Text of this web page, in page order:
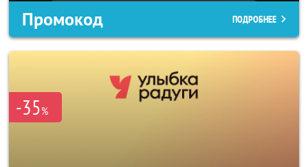
Промокод ПОДРОБНЕЕ
-35%